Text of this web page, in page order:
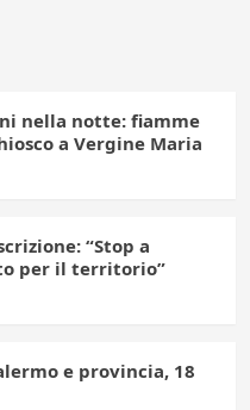
nella notte: fiamme
a Vergine Maria
“Stop a
per il territorio”
e provincia, 18